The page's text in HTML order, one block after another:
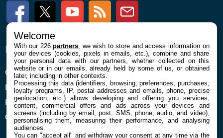
FacebookTwitter Youtube RSS Newsletter
ENTREPRISE
Confidentialité et Cookies
Mentions légales et CGU
Préférences Cookies
Qui sommes nous
À PROPOS
Contact
Welcome
With our 226partners , we wish to store and access information on
your devices (cookies, pixels in emails, etc.), combine and share
your personal data with our partners, whether collected on this
website or in our emails, already held by some of us, or obtained
later, including in other contexts.
Processing this data (identifiers, browsing, preferences, purchases,
loyalty programs, IP, postal addresses and emails, phone, precise
geolocation, etc.) allows developing and offering you services,
content, commercial offers and ads across your devices and
screens (including by email, post, SMS, phone, audio, and video),
personalising them, measuring their performance, and analysing
audiences.
You can "accept all" and withdraw your consent at any time via the